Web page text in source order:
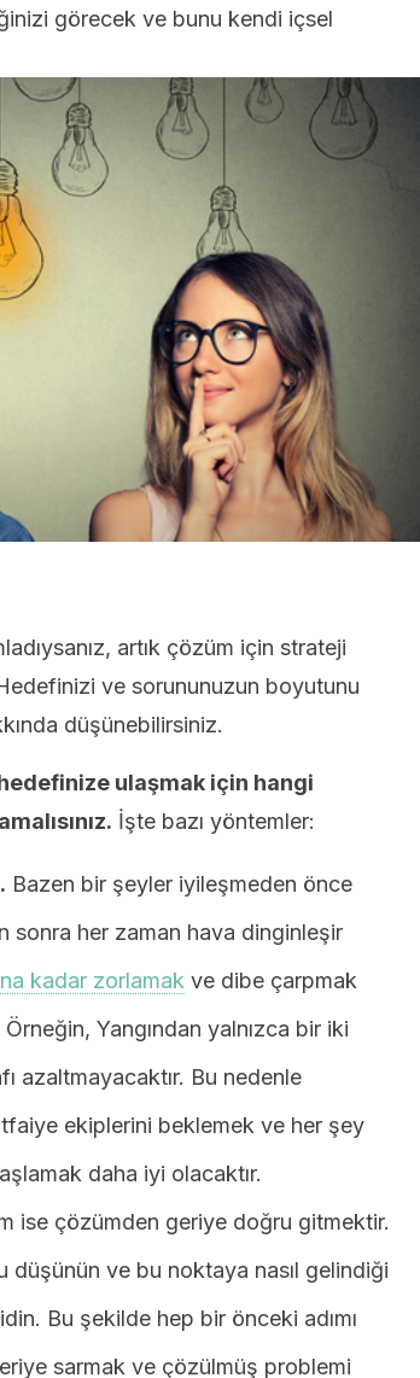
görecek ve bunu kendi içsel
artık çözüm için strateji
ve sorununuzun boyutunu
düşünebilirsiniz.
ulaşmak için hangi
İşte bazı yöntemler:
Bazen bir şeyler iyileşmeden önce
sonra her zaman hava dinginleşir
kadar zorlamak ve dibe çarpmak
Yangından yalnızca bir iki
azaltmayacaktır. Bu nedenle
ekiplerini beklemek ve her şey
daha iyi olacaktır.
ise çözümden geriye doğru gitmektir.
ve bu noktaya nasıl gelindiği
Bu şekilde hep bir önceki adımı
sarmak ve çözülmüş problemi